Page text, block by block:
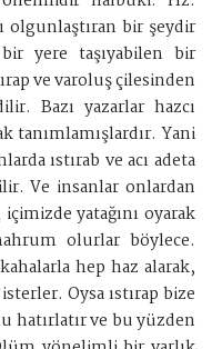
olgunlaştıran bir şeydir
yere taşıyabilen bir
ve varoluş çilesinden
Bazı yazarlar hazcı
Yani
ıstırab ve acı adeta
Ve insanlar onlardan
yatağını oyarak
olurlar böylece.
hep haz alarak,
Oysa ıstırap bize
hatırlatır ve bu yüzden